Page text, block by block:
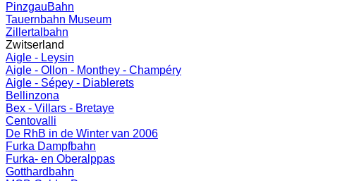
PinzgauBahn
Tauernbahn Museum
Zillertalbahn
Zwitserland
Aigle - Leysin
Aigle - Ollon - Monthey - Champéry
Aigle - Sépey - Diablerets
Bellinzona
Bex - Villars - Bretaye
Centovalli
De RhB in de Winter van 2006
Furka Dampfbahn
Furka- en Oberalppas
Gotthardbahn